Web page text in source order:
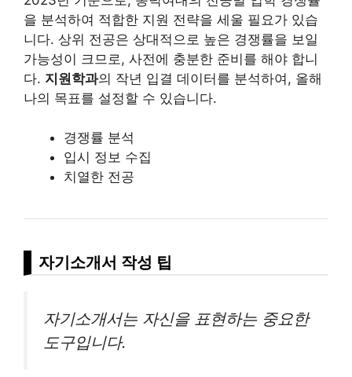
을 분석하여 적합한 지원 전략을 세울 필요가 있습
니다. 상위 전공은 상대적으로 높은 경쟁률을 보일
가능성이 크므로, 사전에 충분한 준비를 해야 합니
다. 지원학과의 작년 입결 데이터를 분석하여, 올해
나의 목표를 설정할 수 있습니다.
경쟁률 분석
입시 정보 수집
치열한 전공
자기소개서 작성 팁
자기소개서는 자신을 표현하는 중요한
도구입니다.